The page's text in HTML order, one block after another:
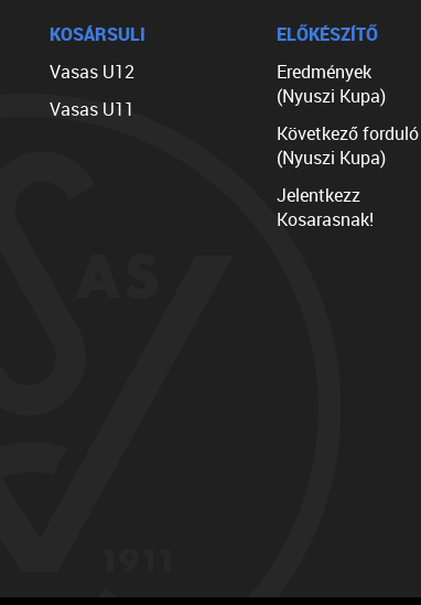
KOSÁRSULI
Vasas U12
Vasas U11
ELŐKÉSZÍTŐ
Eredmények
(Nyuszi Kupa)
Következő forduló
(Nyuszi Kupa)
Jelentkezz
Kosarasnak!